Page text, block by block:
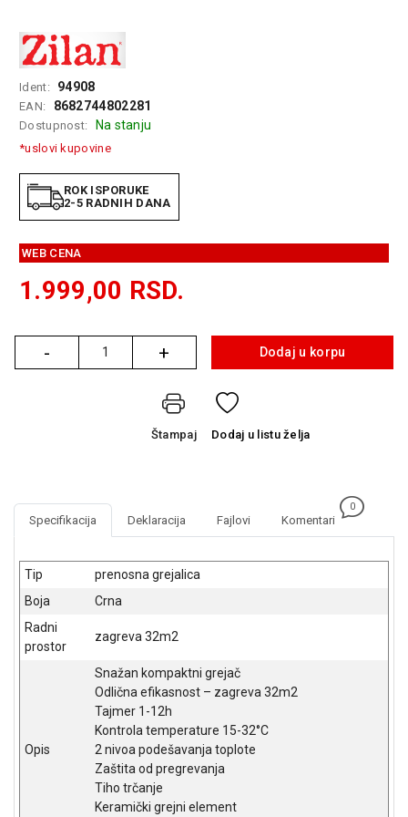
RAČUNARSKE
PERIFERIJE
GAMING
EELEKTRO
ZAŠTITA
SOLARNI
SISTEMI
OPREMA
ŠTAMPAČI,
FOTOAPARATI
SIGURNOSNA
OPREMA
SOFTWARE
KABLOVI I
ADAPTERI
KANCELARIJSKI
KUĆU
Ident: 94908
EAN: 8682744802281
Dostupnost: Na stanju
*uslovi kupovine
ROK ISPORUKE
2-5 RADNIH DANA
WEB CENA
1.999,00 RSD.
-
Količina + Dodaj u korpu
Štampaj Dodaj u listu želja
Specifikacija Deklaracija Fajlovi Komentari
0
Tip
prenosna grejalica
Boja
Crna
Radni
prostor
zagreva 32m2
Opis
Snažan kompaktni grejač
Odlična efikasnost – zagreva 32m2
Tajmer 1-12h
Kontrola temperature 15-32°C
2 nivoa podešavanja toplote
Zaštita od pregrevanja
Tiho trčanje
Keramički grejni element